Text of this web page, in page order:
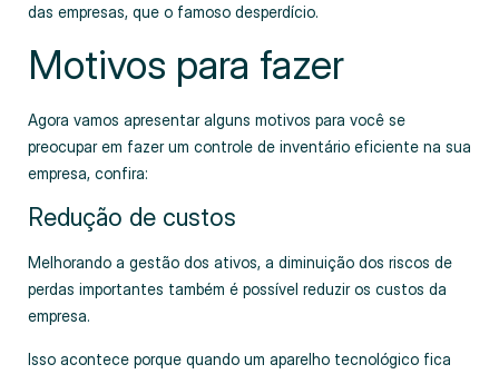
das empresas, que o famoso desperdício.
Motivos para fazer
Agora vamos apresentar alguns motivos para você se
preocupar em fazer um controle de inventário eficiente na sua
empresa, confira:
Redução de custos
Melhorando a gestão dos ativos, a diminuição dos riscos de
perdas importantes também é possível reduzir os custos da
empresa.
Isso acontece porque quando um aparelho tecnológico fica